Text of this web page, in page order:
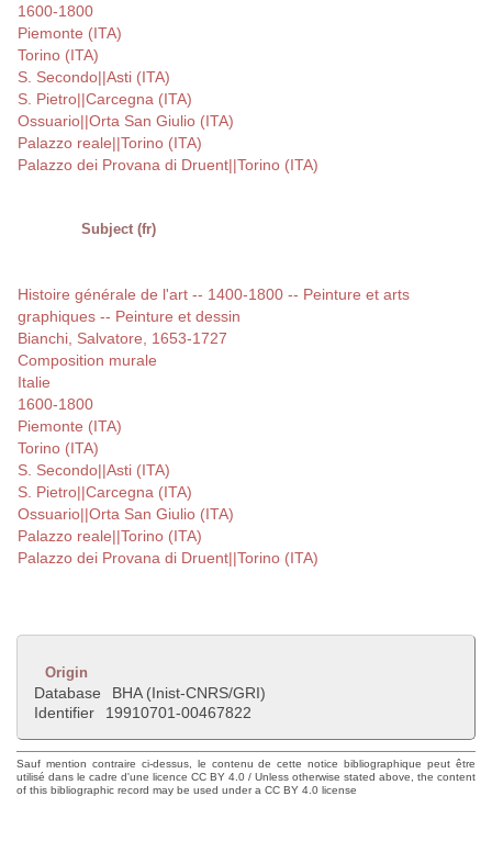
1600-1800
Piemonte (ITA)
Torino (ITA)
S. Secondo||Asti (ITA)
S. Pietro||Carcegna (ITA)
Ossuario||Orta San Giulio (ITA)
Palazzo reale||Torino (ITA)
Palazzo dei Provana di Druent||Torino (ITA)
Subject (fr)
Histoire générale de l'art -- 1400-1800 -- Peinture et arts
graphiques -- Peinture et dessin
Bianchi, Salvatore, 1653-1727
Composition murale
Italie
1600-1800
Piemonte (ITA)
Torino (ITA)
S. Secondo||Asti (ITA)
S. Pietro||Carcegna (ITA)
Ossuario||Orta San Giulio (ITA)
Palazzo reale||Torino (ITA)
Palazzo dei Provana di Druent||Torino (ITA)
Origin
Database
BHA (Inist-CNRS/GRI)
Identifier
19910701-00467822
Sauf mention contraire ci-dessus, le contenu de cette notice bibliographique peut être
utilisé dans le cadre d'une licence CC BY 4.0 / Unless otherwise stated above, the content
of this bibliographic record may be used under a CC BY 4.0 license